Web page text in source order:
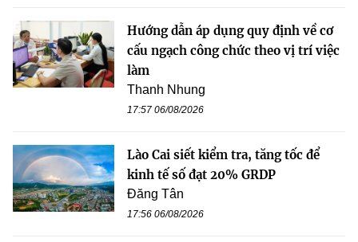
Hướng dẫn áp dụng quy định về cơ
cấu ngạch công chức theo vị trí việc
làm
Thanh Nhung
17:57 06/08/2026
Lào Cai siết kiểm tra, tăng tốc để
kinh tế số đạt 20% GRDP
Đăng Tân
17:56 06/08/2026